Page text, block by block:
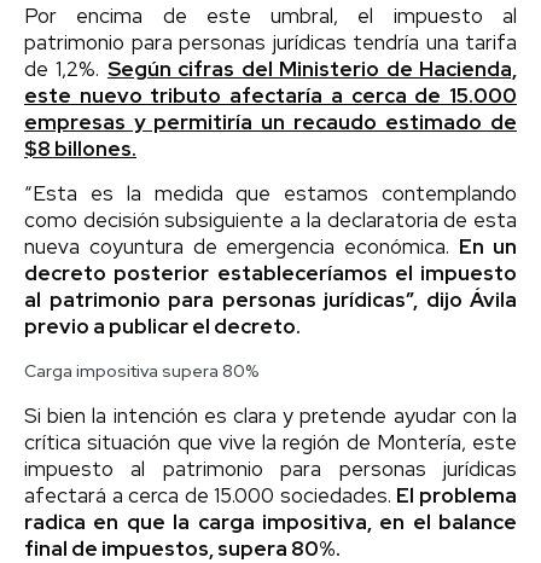
Por encima de este umbral, el impuesto al
patrimonio para personas jurídicas tendría una tarifa
de 1,2%. Según cifras del Ministerio de Hacienda,
este nuevo tributo afectaría a cerca de 15.000
empresas y permitiría un recaudo estimado de
$8 billones.
“Esta es la medida que estamos contemplando
como decisión subsiguiente a la declaratoria de esta
nueva coyuntura de emergencia económica. En un
decreto posterior estableceríamos el impuesto
al patrimonio para personas jurídicas”, dijo Ávila
previo a publicar el decreto.
Carga impositiva supera 80%
Si bien la intención es clara y pretende ayudar con la
crítica situación que vive la región de Montería, este
impuesto al patrimonio para personas jurídicas
afectará a cerca de 15.000 sociedades. El problema
radica en que la carga impositiva, en el balance
final de impuestos, supera 80%.